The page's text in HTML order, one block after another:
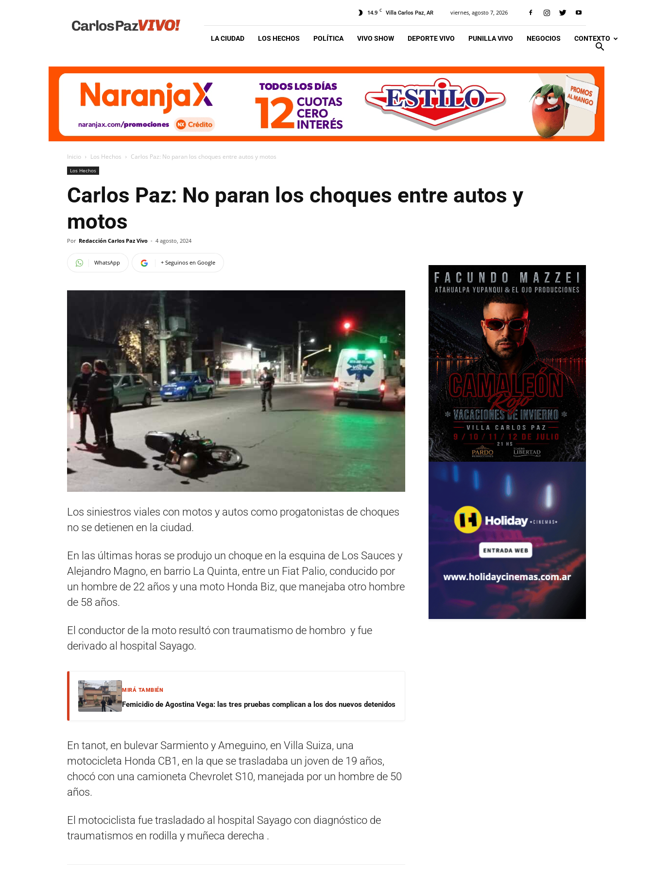
Vivo
14.9 C Villa Carlos Paz, AR viernes, agosto 7, 2026
LA CIUDAD LOS HECHOS POLÍTICA VIVO SHOW DEPORTE VIVO PUNILLA VIVO NEGOCIOS CONTEXTO
Inicio Los Hechos Carlos Paz: No paran los choques entre autos y motos
Los Hechos
Carlos Paz: No paran los choques entre autos y
motos
Por Redacción Carlos Paz Vivo - 4 agosto, 2024
WhatsApp + Seguinos en Google
Los siniestros viales con motos y autos como progatonistas de choques
no se detienen en la ciudad.
En las últimas horas se produjo un choque en la esquina de Los Sauces y
Alejandro Magno, en barrio La Quinta, entre un Fiat Palio, conducido por
un hombre de 22 años y una moto Honda Biz, que manejaba otro hombre
de 58 años.
El conductor de la moto resultó con traumatismo de hombro y fue
derivado al hospital Sayago.
MIRÁ TAMBIÉN
Femicidio de Agostina Vega: las tres pruebas complican a los dos nuevos detenidos
En tanot, en bulevar Sarmiento y Ameguino, en Villa Suiza, una
motocicleta Honda CB1, en la que se trasladaba un joven de 19 años,
chocó con una camioneta Chevrolet S10, manejada por un hombre de 50
años.
El motociclista fue trasladado al hospital Sayago con diagnóstico de
traumatismos en rodilla y muñeca derecha .